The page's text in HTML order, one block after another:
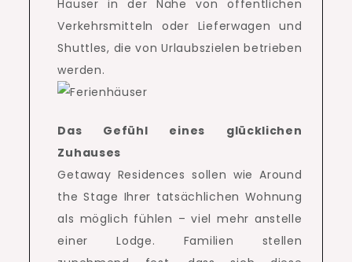
Häuser in der Nähe von öffentlichen
Verkehrsmitteln oder Lieferwagen und
Shuttles, die von Urlaubszielen betrieben
werden.
Das Gefühl eines glücklichen
Zuhauses
Getaway Residences sollen wie Around
the Stage Ihrer tatsächlichen Wohnung
als möglich fühlen – viel mehr anstelle
einer Lodge. Familien stellen